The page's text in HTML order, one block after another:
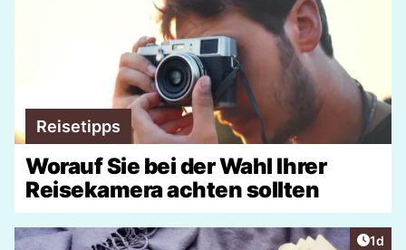
Reisetipps
Worauf Sie bei der Wahl Ihrer
Reisekamera achten sollten
1d